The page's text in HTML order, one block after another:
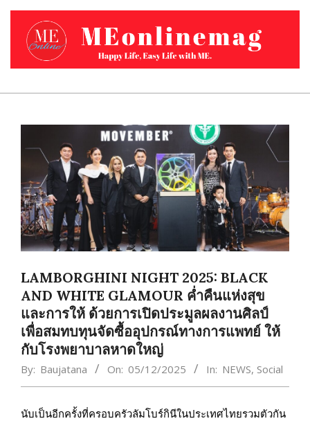
Skip
content
Primary
LAMBORGHINI NIGHT 2025: BLACK
AND WHITE GLAMOUR ค่ำคืนแห่งสุข
และการให้ ด้วยการเปิดประมูลผลงานศิลป์
เพื่อสมทบทุนจัดซื้ออุปกรณ์ทางการแพทย์ ให้
กับโรงพยาบาลหาดใหญ่
By: Baujatana On: 05/12/2025 In: NEWS, Social
นับเป็นอีกครั้งที่ครอบครัวลัมโบร์กินีในประเทศไทยรวมตัวกัน